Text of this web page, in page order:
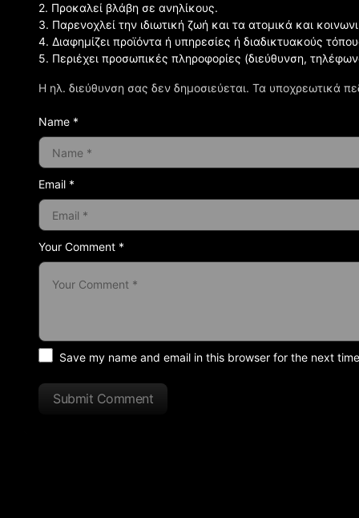
Η ηλ. διεύθυνση σας δεν δημοσιεύεται. Τα υποχρεωτικά
Your Comment *
2. Προκαλεί βλάβη σε ανηλίκους.
3. Παρενοχλεί την ιδιωτική ζωή και τα ατομικά και
4. Διαφημίζει προϊόντα ή υπηρεσίες ή διαδικτυακούς
5. Περιέχει προσωπικές πληροφορίες (διεύθυνση,
Name *
Email *
Save my name and email in this browser for the next
Submit Comment